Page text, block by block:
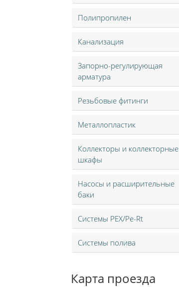
Полипропилен
Канализация
Запорно-регулирующая
арматура
Резьбовые фитинги
Металлопластик
Коллекторы и коллекторные
шкафы
Насосы и расширительные
баки
Системы PEX/Pe-Rt
Системы полива
Карта проезда